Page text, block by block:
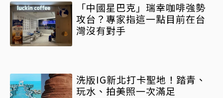
「中國星巴克」瑞幸咖啡強勢
攻台？專家指這一點目前在台
灣沒有對手
洗版IG新北打卡聖地！踏青、
玩水、拍美照一次滿足